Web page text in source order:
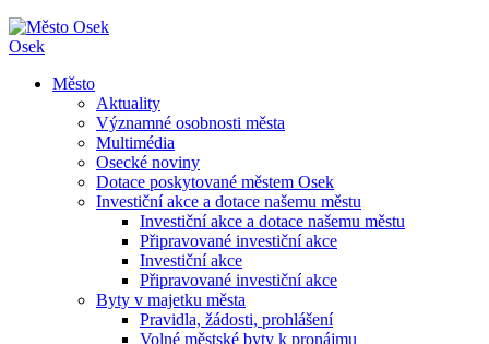
Osek
Město
Aktuality
Významné osobnosti města
Multimédia
Osecké noviny
Dotace poskytované městem Osek
Investiční akce a dotace našemu městu
Investiční akce a dotace našemu městu
Připravované investiční akce
Investiční akce
Připravované investiční akce
Byty v majetku města
Pravidla, žádosti, prohlášení
Volné městské byty k pronájmu